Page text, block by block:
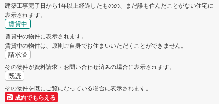
建築工事完了日から1年以上経過したものの、まだ誰も住んだことがない住宅に
表示されます。
賃貸中
賃貸中の物件に表示されます。
賃貸中の物件は、原則ご自身でお住まいいただくことができません。
請求済
その物件が資料請求・お問い合わせ済みの場合に表示されます。
既読
その物件を既にご覧になっている場合に表示されます。
成約でもらえる